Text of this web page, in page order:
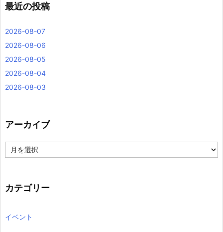
最近の投稿
2026-08-07
2026-08-06
2026-08-05
2026-08-04
2026-08-03
アーカイブ
ー
ブ
カテゴリー
イベント